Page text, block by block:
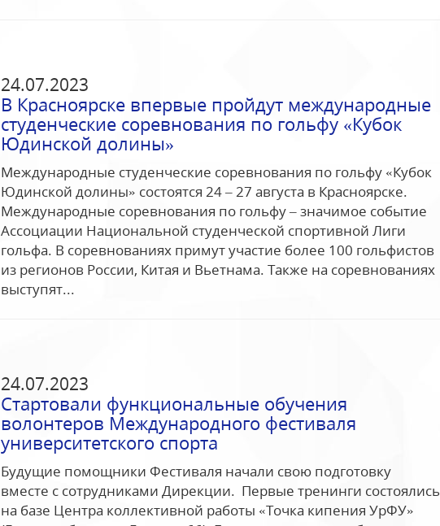
24.07.2023
В Красноярске впервые пройдут международные
студенческие соревнования по гольфу «Кубок
Юдинской долины»
Международные студенческие соревнования по гольфу «Кубок
Юдинской долины» состоятся 24 – 27 августа в Красноярске.
Международные соревнования по гольфу – значимое событие
Ассоциации Национальной студенческой спортивной Лиги
гольфа. В соревнованиях примут участие более 100 гольфистов
из регионов России, Китая и Вьетнама. Также на соревнованиях
выступят...
24.07.2023
Стартовали функциональные обучения
волонтеров Международного фестиваля
университетского спорта
Будущие помощники Фестиваля начали свою подготовку
вместе с сотрудниками Дирекции. Первые тренинги состоялись
на базе Центра коллективной работы «Точка кипения УрФУ»